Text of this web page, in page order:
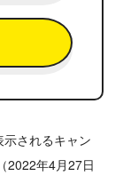
されるキャン
2022年4月27日